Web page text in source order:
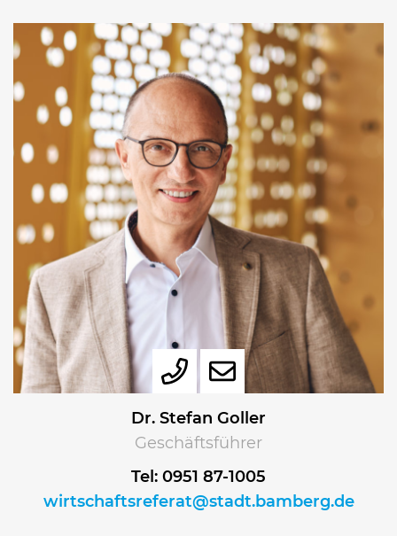
Dr. Stefan Goller
Geschäftsführer
Tel: 0951 87-1005
wirtschaftsreferat@stadt.bamberg.de